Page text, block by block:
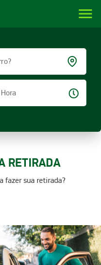
menu
RETIRADA
fazer sua retirada?